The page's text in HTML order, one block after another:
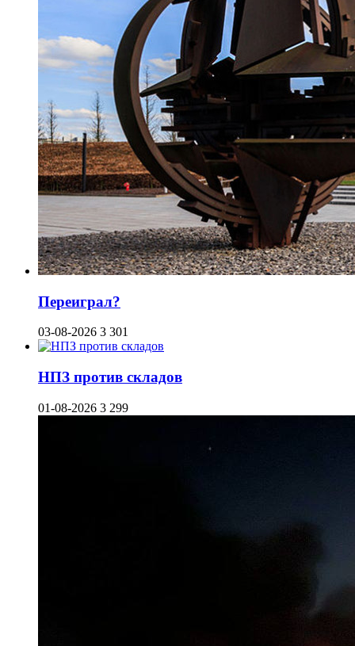
Переиграл?
03-08-2026 3 301
НПЗ против складов
01-08-2026 3 299